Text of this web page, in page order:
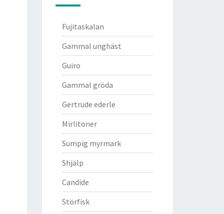
Fujitaskalan
Gammal unghäst
Guiro
Gammal gröda
Gertrude ederle
Mirlitoner
Sumpig myrmark
Shjälp
Candide
Störfisk